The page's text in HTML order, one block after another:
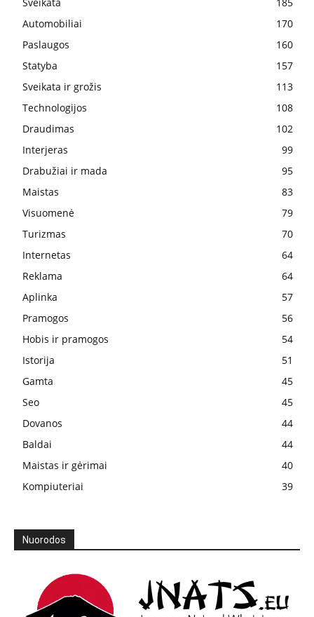
Sveikata
185
Automobiliai
170
Paslaugos
160
Statyba
157
Sveikata ir grožis
113
Technologijos
108
Draudimas
102
Interjeras
99
Drabužiai ir mada
95
Maistas
83
Visuomenė
79
Turizmas
70
Internetas
64
Reklama
64
Aplinka
57
Pramogos
56
Hobis ir pramogos
54
Istorija
51
Gamta
45
Seo
45
Dovanos
44
Baldai
44
Maistas ir gėrimai
40
Kompiuteriai
39
Nuorodos